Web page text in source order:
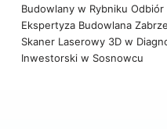
Budowlany w Rybniku Odbiór
Ekspertyza Budowlana Zabrze
Skaner Laserowy 3D w
Inwestorski w Sosnowcu